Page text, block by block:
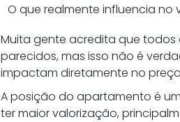
O que realmente influencia
Muita gente acredita que
parecidos, mas isso não é
impactam diretamente no
A posição do apartamento é
ter maior valorização,